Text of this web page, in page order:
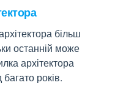
більш
останній може
архітектора
років.